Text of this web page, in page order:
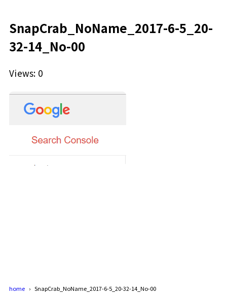
SnapCrab_NoName_2017-6-5_20-
32-14_No-00
Views: 0
home SnapCrab_NoName_2017-6-5_20-32-14_No-00